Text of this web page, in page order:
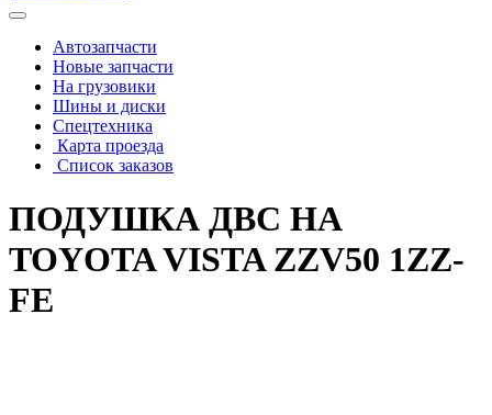
Автозапчасти
Новые запчасти
На грузовики
Шины и диски
Спецтехника
Карта проезда
Список заказов
ПОДУШКА ДВС НА
TOYOTA VISTA ZZV50 1ZZ-
FE